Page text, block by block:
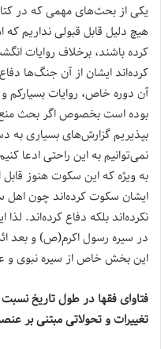
یکی از بحث‌های مهمی که در
هیچ دلیل قابل قبولی نداریم
کرده باشند، برخلاف روایات
کرده‌اند ایشان از آن جنگ‌ها
آن دوره خاص، روایات بسیارکم
بوده است بخصوص اگر بحث منع
بپذیریم گزارش‌های بسیاری به
نمی‌توانیم به این راحتی ادعا
به ویژه که این سکوت هنوز قابل
ایشان سکوت کرده‌اند چون
نکرده‌اند بلکه دفاع کرده‌اند.
در سیره رسول اکرم(ص) و بعد
این بخش خاص از سیره نبوی و
فتاوای فقها در طول تاریخ
تغییرات و تحولاتی مبتنی بر